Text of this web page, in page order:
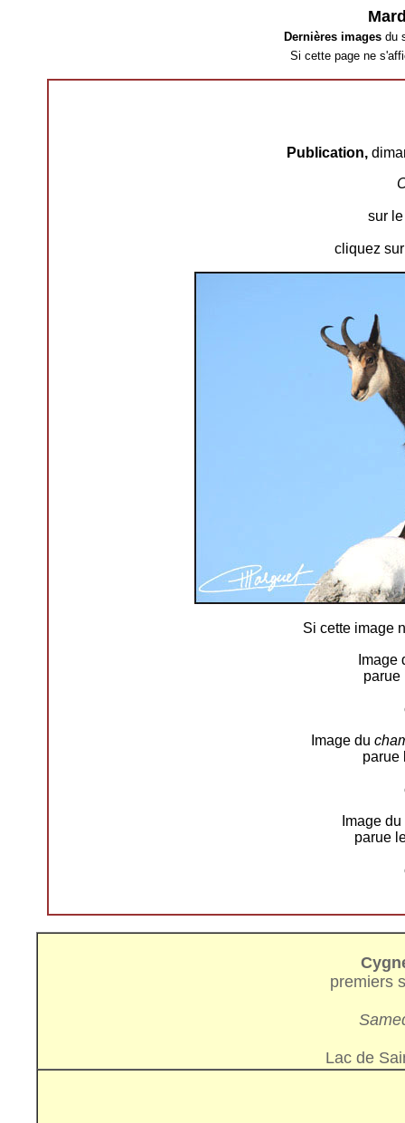
Dernières images du
Si cette page ne
Publication,
sur
cliquez
Si cette image
Image
Image du
parue
Image du
parue
premiers
Lac de